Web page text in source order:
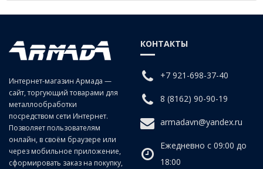
Серия трубок TS из мягкого нейлона для общего применения
имеет 6 различных цветов и 2 размера рулонов. 100-метровые
рулоны только черного и белого цвета.
Интернет-магазин Армада —
сайт, торгующий товарами для
металлообработки
посредством сети Интернет.
Позволяет пользователям
онлайн, в своём браузере или
через мобильное приложение,
сформировать заказ на покупку,
КОНТАКТЫ
+7 921-698-37-40
8 (8162) 90-90-19
armadavn@yandex.ru
Ежедневно с 09:00 до
18:00